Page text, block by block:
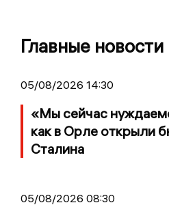
Главные новости
05/08/2026 14:30
«Мы сейчас
как в Орле открыли
Сталина
05/08/2026 08:30